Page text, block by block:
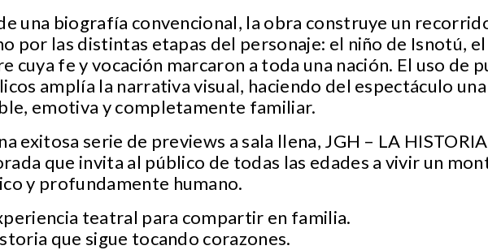
una biografía convencional, la obra construye un
por las distintas etapas del personaje: el niño de Isnotú,
cuya fe y vocación marcaron a toda una nación. El uso de
amplía la narrativa visual, haciendo del espectáculo
emotiva y completamente familiar.
exitosa serie de previews a sala llena, JGH – LA
que invita al público de todas las edades a vivir un
y profundamente humano.
teatral para compartir en familia.
que sigue tocando corazones.